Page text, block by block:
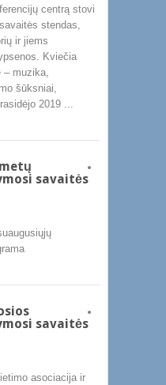
centrą stovi
stendas,
ir jiems
Kviečia
– muzika,
šūksniai,
2019 ...
savaitės
savaitės
asociacija ir